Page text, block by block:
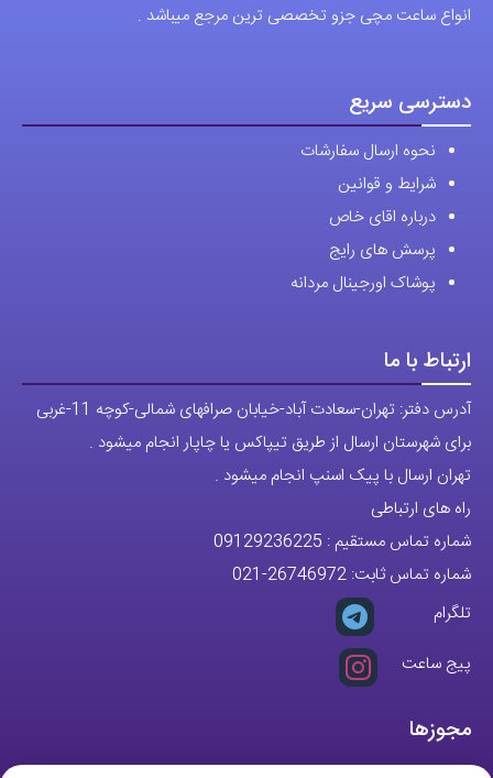
انواع ساعت مچی جزو تخصصی ترین مرجع میباشد .
دسترسی سریع
نحوه ارسال سفارشات
شرایط و قوانین
درباره اقای خاص
پرسش های رایج
پوشاک اورجینال مردانه
ارتباط با ما
آدرس دفتر: تهران-سعادت آباد-خیابان صرافهای شمالی-کوچه 11-غربی
برای شهرستان ارسال از طریق تیپاکس یا چاپار انجام میشود .
تهران ارسال با پیک اسنپ انجام میشود .
راه های ارتباطی
شماره تماس مستقیم : 09129236225
شماره تماس ثابت: 26746972
-021
تلگرام
پیج ساعت
مجوزها